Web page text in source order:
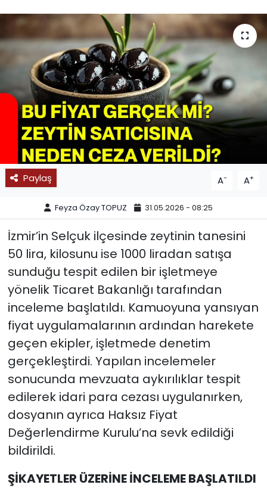
Paylaş A- A+
Feyza Özay TOPUZ 31.05.2026 - 08:25
İzmir’in Selçuk ilçesinde zeytinin tanesini
50 lira, kilosunu ise 1000 liradan satışa
sunduğu tespit edilen bir işletmeye
yönelik Ticaret Bakanlığı tarafından
inceleme başlatıldı. Kamuoyuna yansıyan
fiyat uygulamalarının ardından harekete
geçen ekipler, işletmede denetim
gerçekleştirdi. Yapılan incelemeler
sonucunda mevzuata aykırılıklar tespit
edilerek idari para cezası uygulanırken,
dosyanın ayrıca Haksız Fiyat
Değerlendirme Kurulu’na sevk edildiği
bildirildi.
ŞİKAYETLER ÜZERİNE İNCELEME BAŞLATILDI
SAĞLIK
SPOR
11:11 MANŞET